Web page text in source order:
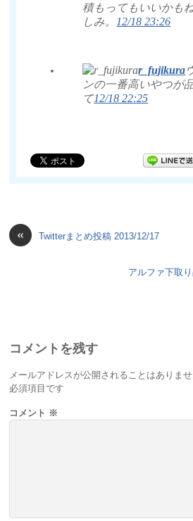
積もってもいいかも
しみ。 12/18 23:26
r_fujikura
ンの一番高いやつが
て12/18 22:25
« Twitterまとめ投稿 2013/12/17
アルファ下取
コメントを残す
メールアドレスが公開されることはありませ
必須項目です
コメント ※